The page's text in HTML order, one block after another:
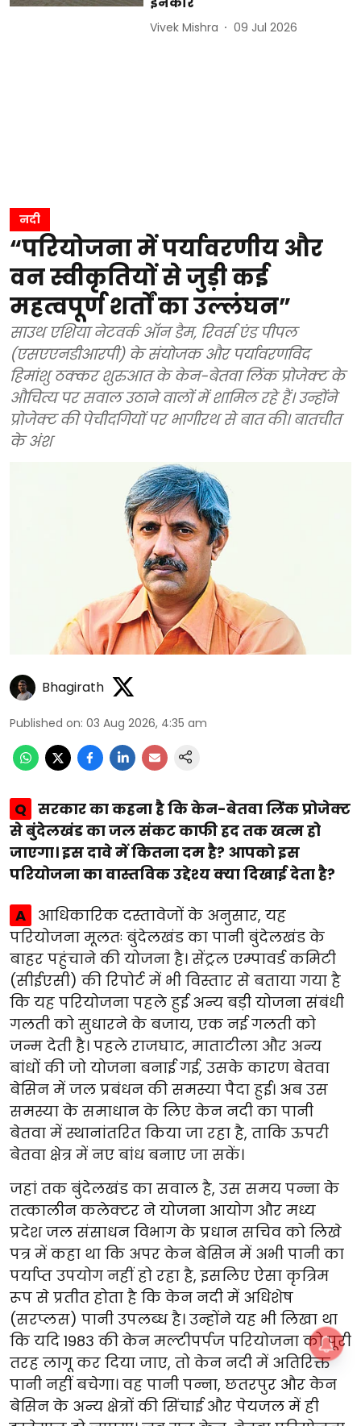
Vivek Mishra 09 Jul 2026
नदी
“परियोजना में पर्यावरणीय और
वन स्वीकृतियों से जुड़ी कई
महत्वपूर्ण शर्तों का उल्लंघन”
साउथ एशिया नेटवर्क ऑन डैम, रिवर्स एंड पीपल
(एसएएनडीआरपी) के संयोजक और पर्यावरणविद
हिमांशु ठक्कर शुरुआत के केन-बेतवा लिंक प्रोजेक्ट के
औचित्य पर सवाल उठाने वालों में शामिल रहे हैं। उन्होंने
प्रोजेक्ट की पेचीदगियों पर भागीरथ से बात की। बातचीत
के अंश
Bhagirath
Published on: 03 Aug 2026, 4:35 am
Q सरकार का कहना है कि केन-बेतवा लिंक प्रोजेक्ट
से बुंदेलखंड का जल संकट काफी हद तक खत्म हो
जाएगा। इस दावे में कितना दम है? आपको इस
परियोजना का वास्तविक उद्देश्य क्या दिखाई देता है?
A
आधिकारिक दस्तावेजों के अनुसार, यह
परियोजना मूलतः बुंदेलखंड का पानी बुंदेलखंड के
बाहर पहुंचाने की योजना है। सेंट्रल एम्पावर्ड कमिटी
(सीईएसी) की रिपोर्ट में भी विस्तार से बताया गया है
कि यह परियोजना पहले हुई अन्य बड़ी योजना संबंधी
गलती को सुधारने के बजाय, एक नई गलती को
जन्म देती है। पहले राजघाट, माताटीला और अन्य
बांधों की जो योजना बनाई गई, उसके कारण बेतवा
बेसिन में जल प्रबंधन की समस्या पैदा हुई। अब उस
समस्या के समाधान के लिए केन नदी का पानी
बेतवा में स्थानांतरित किया जा रहा है, ताकि ऊपरी
बेतवा क्षेत्र में नए बांध बनाए जा सकें।
जहां तक बुंदेलखंड का सवाल है, उस समय पन्ना के
तत्कालीन कलेक्टर ने योजना आयोग और मध्य
प्रदेश जल संसाधन विभाग के प्रधान सचिव को लिखे
पत्र में कहा था कि अपर केन बेसिन में अभी पानी का
पर्याप्त उपयोग नहीं हो रहा है, इसलिए ऐसा कृत्रिम
रूप से प्रतीत होता है कि केन नदी में अधिशेष
(सरप्लस) पानी उपलब्ध है। उन्होंने यह भी लिखा था
कि यदि 1983 की केन मल्टीपर्पज परियोजना को पूरी
तरह लागू कर दिया जाए, तो केन नदी में अतिरिक्त
पानी नहीं बचेगा। वह पानी पन्ना, छतरपुर और केन
बेसिन के अन्य क्षेत्रों की सिंचाई और पेयजल में ही